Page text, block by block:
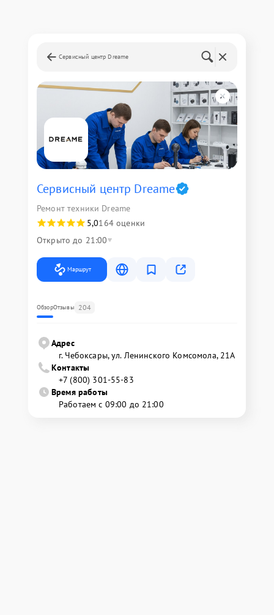
Сервисный центр Dreame
Сервисный центр Dreame
Ремонт техники Dreame
5,0164 оценки
Открыто до 21:00
Маршрут
ОбзорОтзывы 204
Адрес
г. Чебоксары, ул. Ленинского Комсомола, 21А
Контакты
+7 (800) 301-55-83
Время работы
Работаем с 09:00 до 21:00